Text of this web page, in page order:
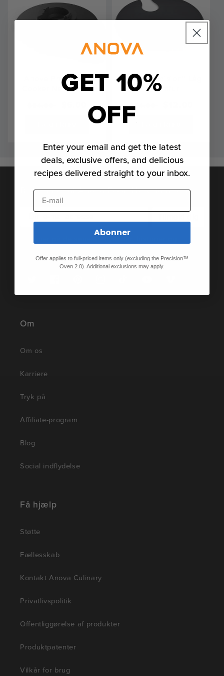
Anova Precision™
Cooker Nano Base
Udsalgspris
Anova Precision™ Låg
til komfur
Almindelig
pris
$24.00
Bliv en del af Anova Food Nerd-familien
Abonner på de seneste nyheder, historier og
Om
Om os
Karriere
Tryk på
Affiliate-program
Blog
Social indflydelse
Få hjælp
Støtte
Fællesskab
Kontakt Anova Culinary
Privatlivspolitik
Offentliggørelse af produkter
Produktpatenter
Vilkår for brug
GET 10%
OFF
Enter your email and get the latest
deals, exclusive offers, and delicious
recipes delivered straight to your inbox.
E-mail
Abonner
Offer applies to full-priced items only (excluding the Precision™
Oven 2.0). Additional exclusions may apply.